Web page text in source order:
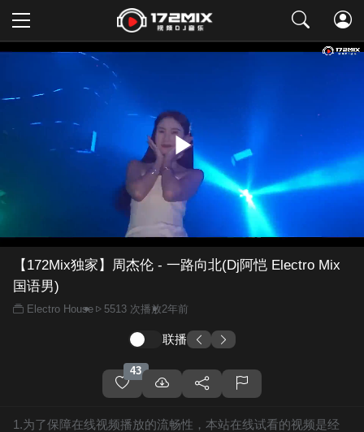
取消
【172Mix独家】周杰伦 - 一路向北(Dj阿恺 Electro Mix
国语男)
Electro House 5513 次播放2年前
联播
43
1.为了保障在线视频播放的流畅性，本站在线试看的视频是经